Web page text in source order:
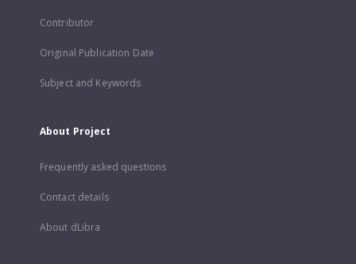
Contributor
Original Publication Date
Subject and Keywords
About Project
Frequently asked questions
Contact details
About dLibra